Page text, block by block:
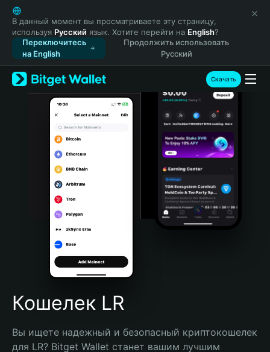
English
日本語
Tiếng Việt
Русский
Español (Latinoamérica)
Türkçe
Italiano
Português (Portugal)
Bahasa Indonesia
Português (Brasil)
Español (Argentina)
В данный момент вы просматриваете эту страницу,
используя Русский язык. Хотите перейти на English?
Переключитесь
на English
Продолжить использовать
Русский
Скачать
Кошелек LR
Вы ищете надежный и безопасный криптокошелек
для LR? Bitget Wallet станет вашим лучшим